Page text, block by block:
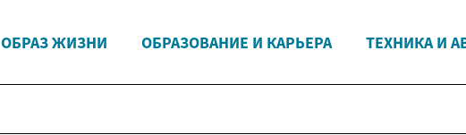
ОБРАЗ ЖИЗНИ ОБРАЗОВАНИЕ И КАРЬЕРА ТЕХНИКА И